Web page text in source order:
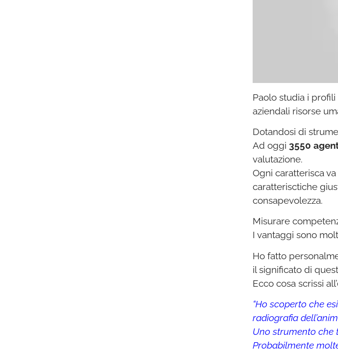
Paolo studia i
aziendali risorse
Dotandosi di
Ad oggi 3550
valutazione.
Ogni caratterisca
caratterisctiche
consapevolezza.
Misurare
I vantaggi sono
Ho fatto
il significato di
Ecco cosa scrissi
“Ho scoperto che
radiografia
Uno strumento che
Probabilmente